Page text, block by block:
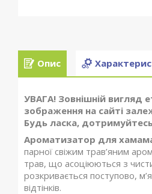
Опис
УВАГА! Зовнішній вигляд
зображення на сайті
Будь ласка,
Ароматизатор для
парної свіжим трав’яним
трав, що асоціюються з
розкривається поступово,
відтінків.